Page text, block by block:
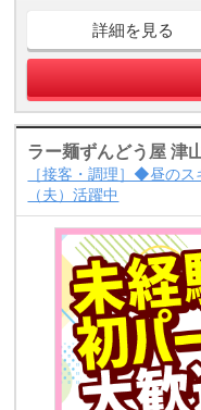
詳細を見る
ラー麺ずんどう屋 津
［接客・調理］◆昼の
（夫）活躍中